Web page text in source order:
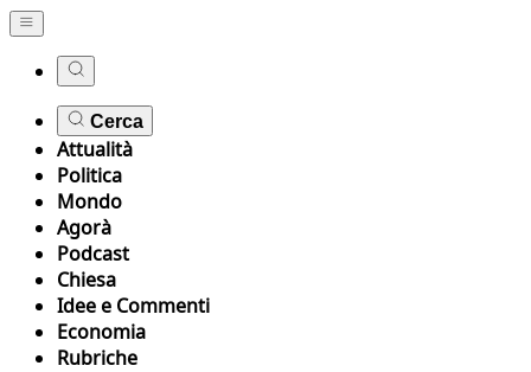
Cerca
Attualità
Politica
Mondo
Agorà
Podcast
Chiesa
Idee e Commenti
Economia
Rubriche